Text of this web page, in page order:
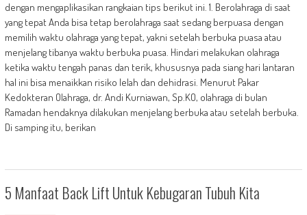
dengan mengaplikasikan rangkaian tips berikut ini. 1. Berolahraga di saat
yang tepat Anda bisa tetap berolahraga saat sedang berpuasa dengan
memilih waktu olahraga yang tepat, yakni setelah berbuka puasa atau
menjelang tibanya waktu berbuka puasa. Hindari melakukan olahraga
ketika waktu tengah panas dan terik, khususnya pada siang hari lantaran
hal ini bisa menaikkan risiko lelah dan dehidrasi. Menurut Pakar
Kedokteran Olahraga, dr. Andi Kurniawan, Sp.KO, olahraga di bulan
Ramadan hendaknya dilakukan menjelang berbuka atau setelah berbuka.
Di samping itu, berikan
5 Manfaat Back Lift Untuk Kebugaran Tubuh Kita